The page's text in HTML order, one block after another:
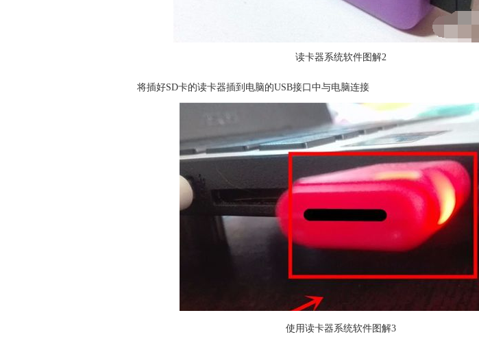
读卡器系统软件图解2
将插好SD卡的读卡器插到 电脑的USB接口中与电脑连接
使用读卡器系统软件图解3